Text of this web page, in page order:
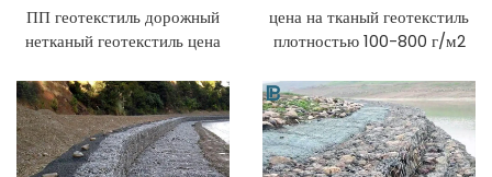
ПП геотекстиль дорожный
нетканый геотекстиль цена
сельскохозяйственное
строительство
цена на тканый геотекстиль
плотностью 100-800 г/м2
fiber long fiber
Geotextiles